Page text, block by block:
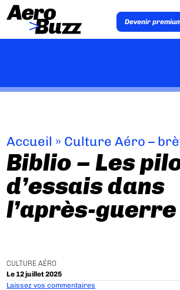
Devenir
Accueil » Culture Aéro –
Biblio – Les
d’essais dans
l’après-guerre
CULTURE AÉRO
Le 12 juillet 2025
Laissez vos commentaires